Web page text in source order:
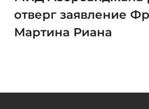
отверг заявление
Мартина Риана